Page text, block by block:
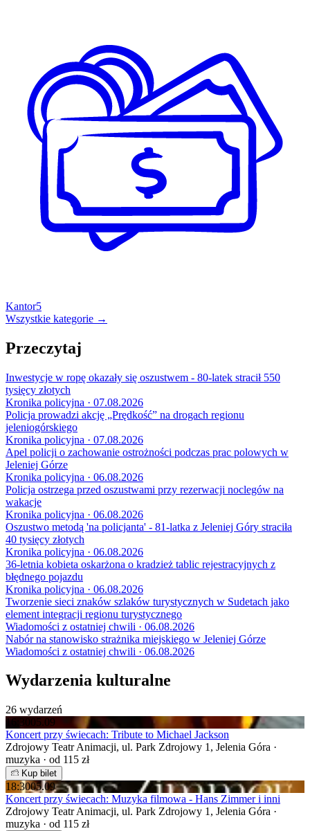
Kantor5
Wszystkie kategorie →
Przeczytaj
Inwestycje w ropę okazały się oszustwem - 80-latek stracił 550
tysięcy złotych
Kronika policyjna · 07.08.2026
Policja prowadzi akcję „Prędkość” na drogach regionu
jeleniogórskiego
Kronika policyjna · 07.08.2026
Apel policji o zachowanie ostrożności podczas prac polowych w
Jeleniej Górze
Kronika policyjna · 06.08.2026
Policja ostrzega przed oszustwami przy rezerwacji noclegów na
wakacje
Kronika policyjna · 06.08.2026
Oszustwo metodą 'na policjanta' - 81-latka z Jeleniej Góry straciła
40 tysięcy złotych
Kronika policyjna · 06.08.2026
36-letnia kobieta oskarżona o kradzież tablic rejestracyjnych z
błędnego pojazdu
Kronika policyjna · 06.08.2026
Tworzenie sieci znaków szlaków turystycznych w Sudetach jako
element integracji regionu turystycznego
Wiadomości z ostatniej chwili · 06.08.2026
Nabór na stanowisko strażnika miejskiego w Jeleniej Górze
Wiadomości z ostatniej chwili · 06.08.2026
Wydarzenia kulturalne
26 wydarzeń
16:3005.09
Koncert przy świecach: Tribute to Michael Jackson
Zdrojowy Teatr Animacji, ul. Park Zdrojowy 1, Jelenia Góra ·
muzyka · od 115 zł
Kup bilet
18:3005.09
Koncert przy świecach: Muzyka filmowa - Hans Zimmer i inni
Zdrojowy Teatr Animacji, ul. Park Zdrojowy 1, Jelenia Góra ·
muzyka · od 115 zł